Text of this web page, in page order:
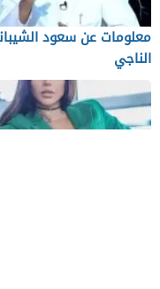
معلومات عن سعود
الناجي